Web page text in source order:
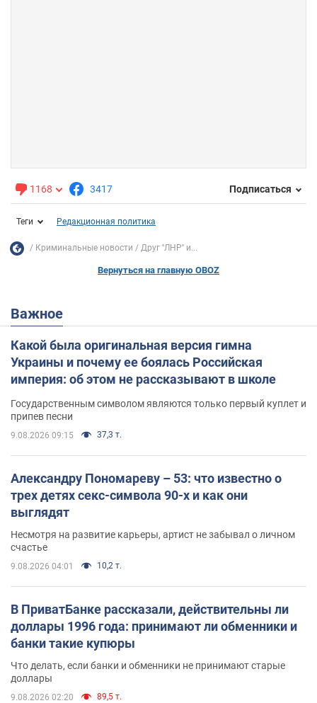
1168 3417 Подписаться
Теги Редакционная политика
Криминальные новости Друг ''ЛНР'' и...
Вернуться на главную OBOZ
Важное
Какой была оригинальная версия гимна
Украины и почему ее боялась Российская
империя: об этом не рассказывают в школе
Государственным символом являются только первый куплет и
припев песни
9.08.2026 09:15 37,3 т.
Александру Пономареву – 53: что известно о
трех детях секс-символа 90-х и как они
выглядят
Несмотря на развитие карьеры, артист не забывал о личном
счастье
9.08.2026 04:01 10,2 т.
В ПриватБанке рассказали, действительны ли
доллары 1996 года: принимают ли обменники и
банки такие купюры
Что делать, если банки и обменники не принимают старые
доллары
9.08.2026 02:20 89,5 т.